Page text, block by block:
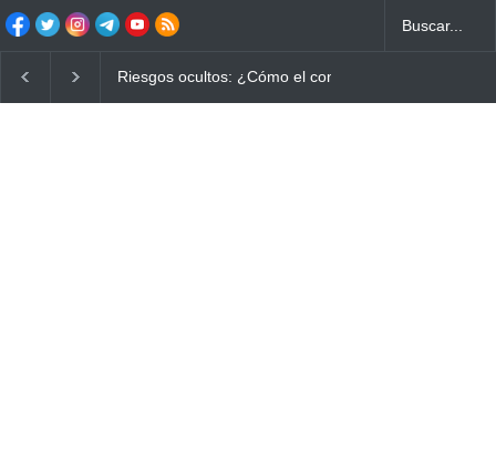
Riesgos ocultos: ¿Cómo el consumo de alimentos